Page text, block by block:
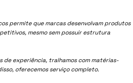
permite que marcas desenvolvam produtos
mesmo sem possuir estrutura
de experiência, tralhamos com matérias-
oferecemos serviço completo.